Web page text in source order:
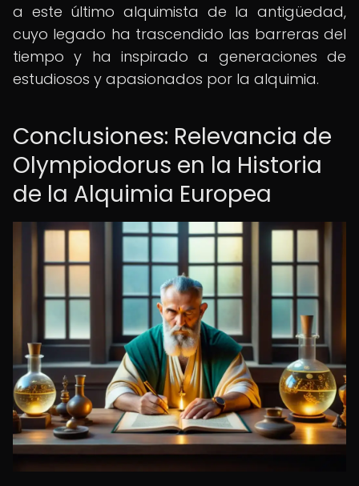
a este último alquimista de la antigüedad,
cuyo legado ha trascendido las barreras del
tiempo y ha inspirado a generaciones de
estudiosos y apasionados por la alquimia.
Conclusiones: Relevancia de
Olympiodorus en la Historia
de la Alquimia Europea